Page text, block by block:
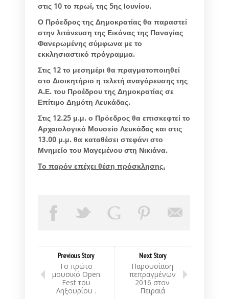
στις 10 το πρωί, της 5ης Ιουνίου.
Ο Πρόεδρος της Δημοκρατίας θα παραστεί
στην λιτάνευση της Εικόνας της Παναγίας
Φανερωμένης σύμφωνα με το
εκκλησιαστικό πρόγραμμα.
Στις 12 το μεσημέρι θα πραγματοποιηθεί
στο Διοικητήριο η τελετή αναγόρευσης της
Α.Ε. του Προέδρου της Δημοκρατίας σε
Επίτιμο Δημότη Λευκάδας.
Στις 12.25 μ.μ. ο Πρόεδρος θα επισκεφτεί το
Αρχαιολογικό Μουσείο Λευκάδας και στις
13.00 μ.μ. θα καταθέσει στεφάνι στο
Μνημείο του Μαγεμένου στη Νικιάνα.
Το παρόν επέχει θέση πρόσκλησης.
Previous Story
To πρώτο
μουσικό Open
Fest του
Ληξουρίου .
Next Story
Παρουσίαση
πεπραγμένων
2016 στον
Πειραιά